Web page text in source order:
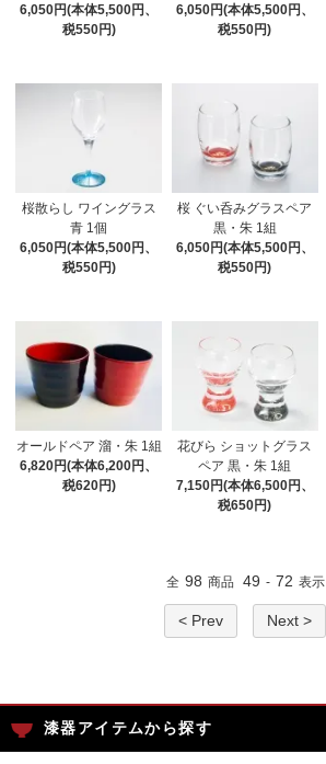
6,050円(本体5,500円、
税550円)
6,050円(本体5,500円、
税550円)
桜散らし ワイングラス
青 1個
6,050円(本体5,500円、
税550円)
桜 ぐい呑みグラスペア
黒・朱 1組
6,050円(本体5,500円、
税550円)
オールドペア 溜・朱 1組
6,820円(本体6,200円、
税620円)
花びら ショットグラス
ペア 黒・朱 1組
7,150円(本体6,500円、
税650円)
全 98 商品 49 - 72 表示
< Prev Next >
漆器アイテムから探す